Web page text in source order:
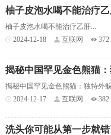
柚子皮泡水喝不能治疗
柚子皮泡水喝不能治疗乙肝...
2024-12-18
互联网 372
揭秘中国罕见金色熊猫
揭秘中国罕见金色熊猫：独特外
2024-12-17
互联网 382
洗头你可能从第一步就错